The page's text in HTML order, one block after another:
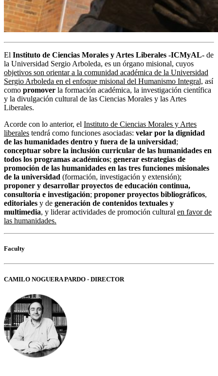
El Instituto de Ciencias Morales y Artes Liberales -ICMyAL- de
la Universidad Sergio Arboleda, es un órgano misional, cuyos
objetivos son orientar a la comunidad académica de la Universidad
Sergio Arboleda en el enfoque misional del Humanismo Integral, así
como promover la formación académica, la investigación científica
y la divulgación cultural de las Ciencias Morales y las Artes
Liberales.
Acorde con lo anterior, el Instituto de Ciencias Morales y Artes
liberales tendrá como funciones asociadas: velar por la dignidad
de las humanidades dentro y fuera de la universidad;
conceptuar sobre la inclusión curricular de las humanidades en
todos los programas académicos; generar estrategias de
promoción de las humanidades en las tres funciones misionales
de la universidad (formación, investigación y extensión);
proponer y desarrollar proyectos de educación continua,
consultoría e investigación; proponer proyectos bibliográficos,
editoriales y de generación de contenidos textuales y
multimedia, y liderar actividades de promoción cultural en favor de
las humanidades.
Faculty
CAMILO NOGUERA PARDO - DIRECTOR